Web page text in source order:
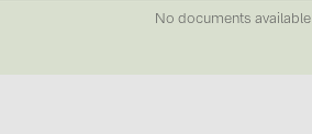
No documents available